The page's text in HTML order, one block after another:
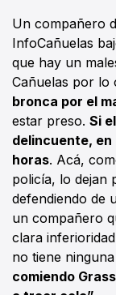
Un compañero
InfoCañuelas
que hay un
Cañuelas por lo
bronca por el
estar preso. Si
delincuente, en
horas. Acá,
policía, lo dejan
defendiendo de
un compañero
clara
no tiene
comiendo